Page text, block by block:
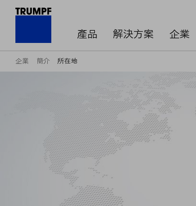
產品 解決方案 企業
企業 簡介 所在地